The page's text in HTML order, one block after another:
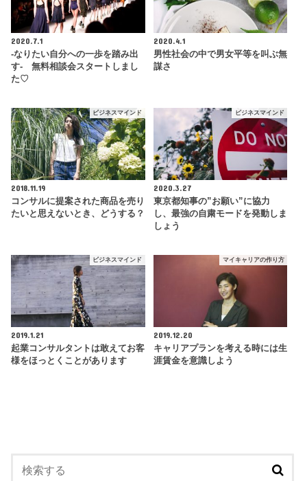
2020.7.1
-なりたい自分への一歩を踏み出
す- 無料相談会スタートしまし
た♡
2020.4.1
男性社会の中で男女平等を叫ぶ無
謀さ
ビジネスマインド
2018.11.19
コンサルに提案された商品を売り
たいと思えないとき、どうする？
ビジネスマインド
2020.3.27
東京都知事の”お願い”に協力
し、最強の自粛モードを発動しま
しょう
ビジネスマインド
2019.1.21
起業コンサルタントは敢えてお客
様をほっとくことがあります
マイキャリアの作り方
2019.12.20
キャリアプランを考える時には生
涯賃金を意識しよう